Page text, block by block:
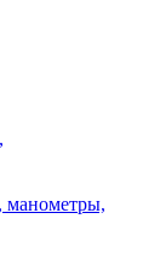
манометры,